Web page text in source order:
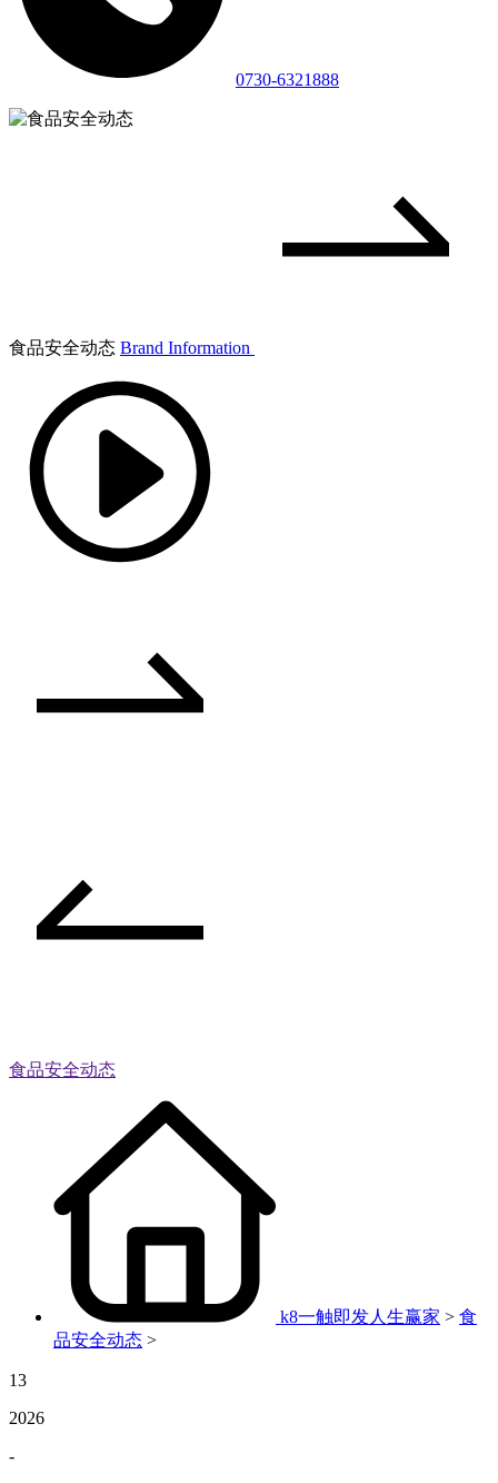
0730-6321888
食品安全动态 Brand Information
食品安全动态
k8一触即发人生赢家 > 食
品安全动态 >
13
2026
-